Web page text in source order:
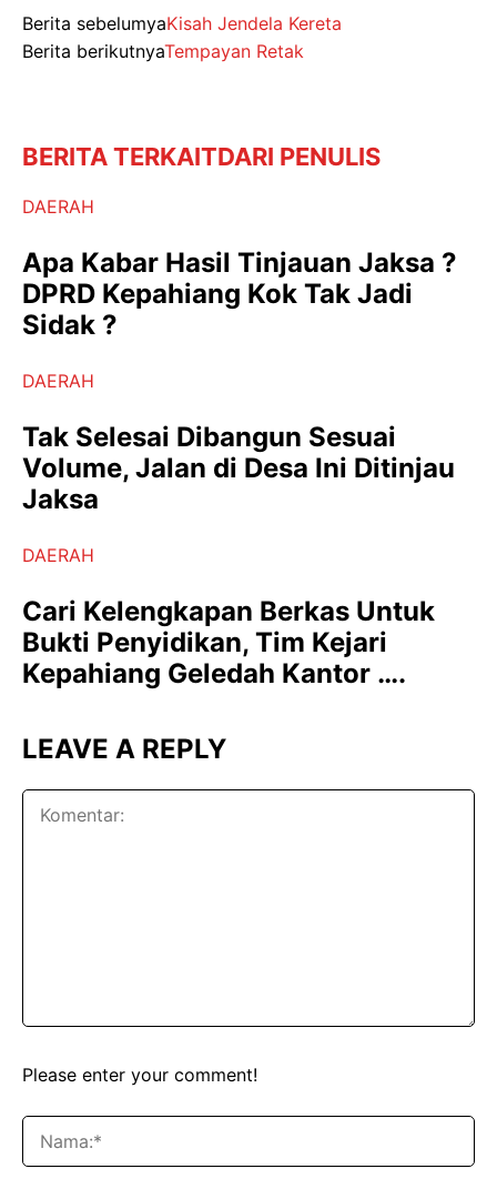
Berita sebelumyaKisah Jendela Kereta
Berita berikutnyaTempayan Retak
BERITA TERKAITDARI PENULIS
DAERAH
Apa Kabar Hasil Tinjauan Jaksa ?
DPRD Kepahiang Kok Tak Jadi
Sidak ?
DAERAH
Tak Selesai Dibangun Sesuai
Volume, Jalan di Desa Ini Ditinjau
Jaksa
DAERAH
Cari Kelengkapan Berkas Untuk
Bukti Penyidikan, Tim Kejari
Kepahiang Geledah Kantor ….
LEAVE A REPLY
Please enter your comment!